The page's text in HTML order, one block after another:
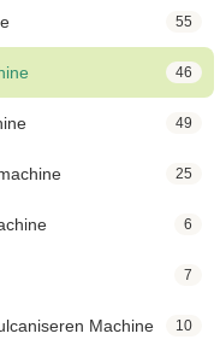
55
46
49
25
6
7
Machine 10